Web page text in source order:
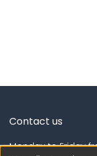
Contact us
Monday to Friday